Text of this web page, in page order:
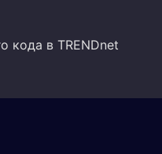
кода в TRENDnet